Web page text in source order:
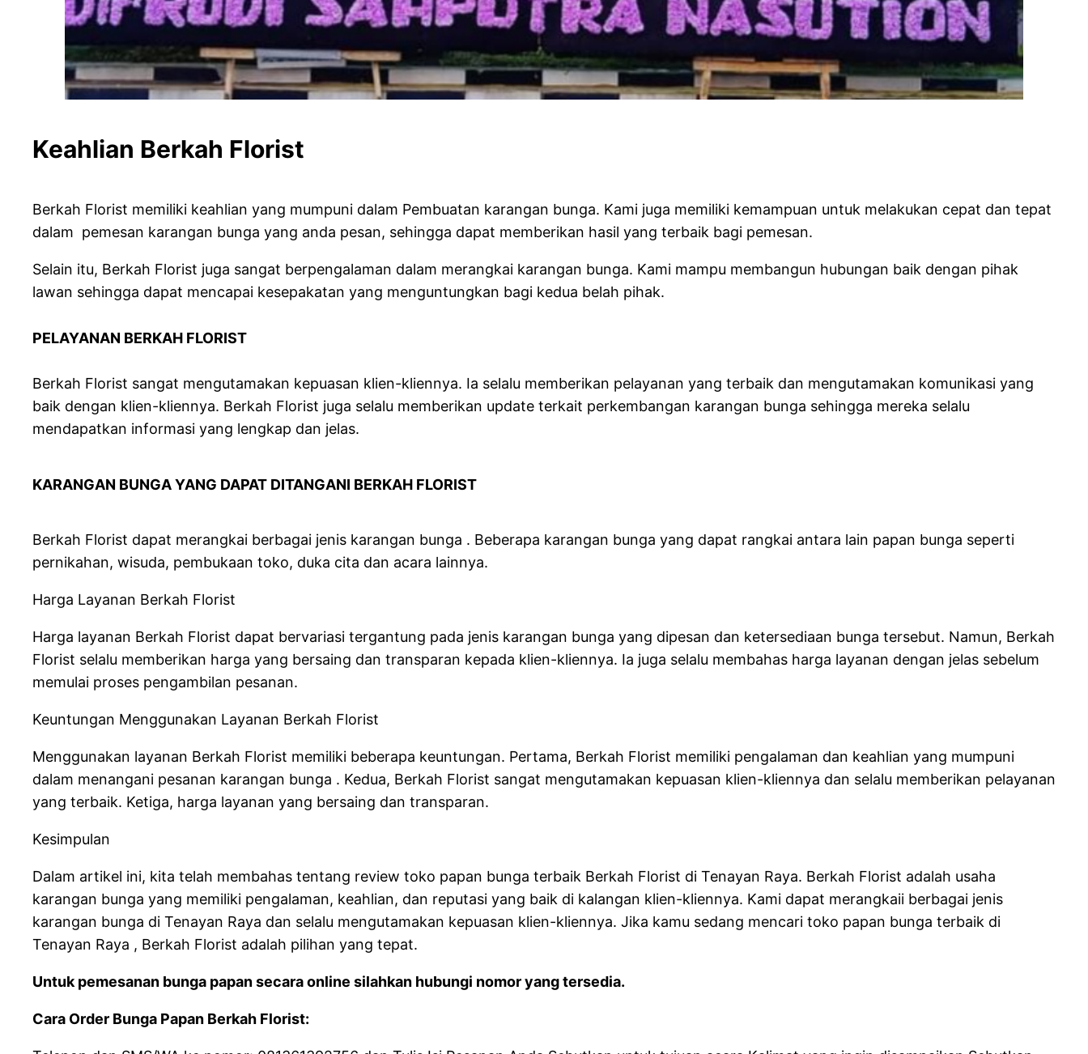
Keahlian Berkah Florist
Berkah Florist memiliki keahlian yang mumpuni dalam Pembuatan karangan bunga. Kami juga memiliki kemampuan untuk melakukan cepat dan tepat
dalam pemesan karangan bunga yang anda pesan, sehingga dapat memberikan hasil yang terbaik bagi pemesan.
Selain itu, Berkah Florist juga sangat berpengalaman dalam merangkai karangan bunga. Kami mampu membangun hubungan baik dengan pihak
lawan sehingga dapat mencapai kesepakatan yang menguntungkan bagi kedua belah pihak.
PELAYANAN BERKAH FLORIST
Berkah Florist sangat mengutamakan kepuasan klien-kliennya. Ia selalu memberikan pelayanan yang terbaik dan mengutamakan komunikasi yang
baik dengan klien-kliennya. Berkah Florist juga selalu memberikan update terkait perkembangan karangan bunga sehingga mereka selalu
mendapatkan informasi yang lengkap dan jelas.
KARANGAN BUNGA YANG DAPAT DITANGANI BERKAH FLORIST
Berkah Florist dapat merangkai berbagai jenis karangan bunga . Beberapa karangan bunga yang dapat rangkai antara lain papan bunga seperti
pernikahan, wisuda, pembukaan toko, duka cita dan acara lainnya.
Harga Layanan Berkah Florist
Harga layanan Berkah Florist dapat bervariasi tergantung pada jenis karangan bunga yang dipesan dan ketersediaan bunga tersebut. Namun, Berkah
Florist selalu memberikan harga yang bersaing dan transparan kepada klien-kliennya. Ia juga selalu membahas harga layanan dengan jelas sebelum
memulai proses pengambilan pesanan.
Keuntungan Menggunakan Layanan Berkah Florist
Menggunakan layanan Berkah Florist memiliki beberapa keuntungan. Pertama, Berkah Florist memiliki pengalaman dan keahlian yang mumpuni
dalam menangani pesanan karangan bunga . Kedua, Berkah Florist sangat mengutamakan kepuasan klien-kliennya dan selalu memberikan pelayanan
yang terbaik. Ketiga, harga layanan yang bersaing dan transparan.
Kesimpulan
Dalam artikel ini, kita telah membahas tentang review toko papan bunga terbaik Berkah Florist di Tenayan Raya. Berkah Florist adalah usaha
karangan bunga yang memiliki pengalaman, keahlian, dan reputasi yang baik di kalangan klien-kliennya. Kami dapat merangkaii berbagai jenis
karangan bunga di Tenayan Raya dan selalu mengutamakan kepuasan klien-kliennya. Jika kamu sedang mencari toko papan bunga terbaik di
Tenayan Raya , Berkah Florist adalah pilihan yang tepat.
Untuk pemesanan bunga papan secara online silahkan hubungi nomor yang tersedia.
Cara Order Bunga Papan Berkah Florist: